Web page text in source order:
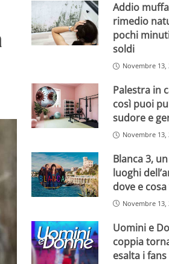
Addio
rimedio
pochi
soldi
Novembre 13,
Palestra in
così puoi
sudore e
Novembre 13,
Blanca 3,
luoghi
dove e
Novembre 13,
Uomini e
coppia
esalta i fans